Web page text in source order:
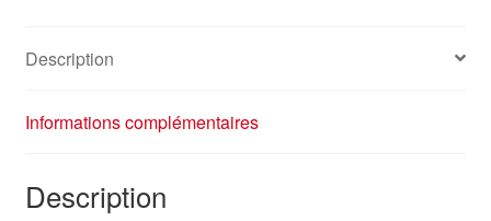
Description
Informations complémentaires
Description